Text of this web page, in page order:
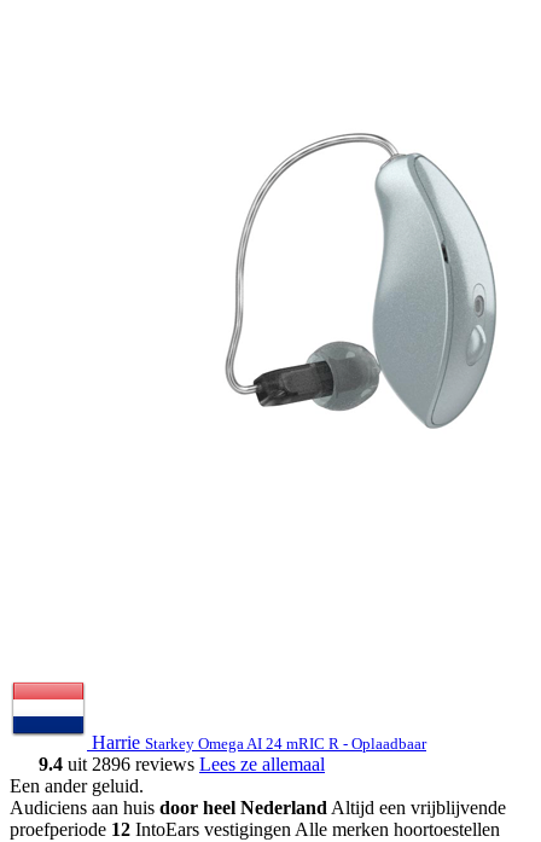
Harrie Starkey Omega AI 24 mRIC R - Oplaadbaar
9.4 uit 2896 reviews Lees ze allemaal
Een ander geluid.
Audiciens aan huis door heel Nederland Altijd een vrijblijvende
proefperiode 12 IntoEars vestigingen Alle merken hoortoestellen